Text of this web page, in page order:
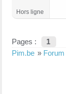
Hors ligne
Pages : 1
Pim.be » Forum